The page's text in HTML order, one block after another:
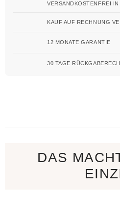
VERSANDKOSTENFREI IN
KAUF AUF RECHNUNG
12 MONATE GARANTIE
30 TAGE
DAS